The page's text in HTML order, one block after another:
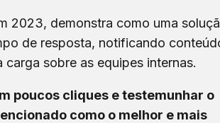
2023, demonstra como uma
de resposta, notificando
sobre as equipes internas.
poucos cliques e testemunhar o
como o melhor e mais